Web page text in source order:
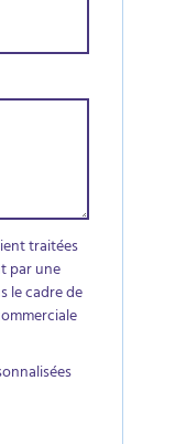
traitées
par une
le cadre de